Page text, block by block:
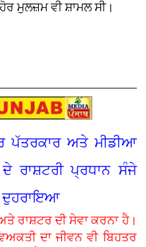
ਮੁਲਜ਼ਮ ਵੀ ਸ਼ਾਮਲ ਸੀ।
ਪੱਤਰਕਾਰ ਅਤੇ ਮੀਡੀਆ
ਰਾਸ਼ਟਰੀ ਪ੍ਰਧਾਨ ਸੰਜੇ
ਦੁਹਰਾਇਆ
ਰਾਸ਼ਟਰ ਦੀ ਸੇਵਾ ਕਰਨਾ ਹੈ।
ਦਾ ਜੀਵਨ ਵੀ ਬਿਹਤਰ